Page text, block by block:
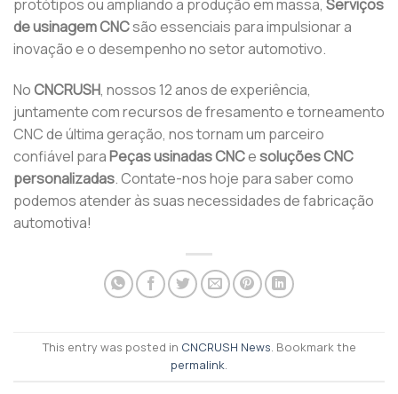
protótipos ou ampliando a produção em massa, Serviços
de usinagem CNCsão essenciais para impulsionar a
inovação e o desempenho no setor automotivo.
NoCNCRUSH, nossos 12 anos de experiência,
juntamente com recursos de fresamento e torneamento
CNC de última geração, nos tornam um parceiro
confiável paraPeças usinadas CNCesoluções CNC
personalizadas. Contate-nos hoje para saber como
podemos atender às suas necessidades de fabricação
automotiva!
This entry was posted in CNCRUSH News. Bookmark the
permalink.